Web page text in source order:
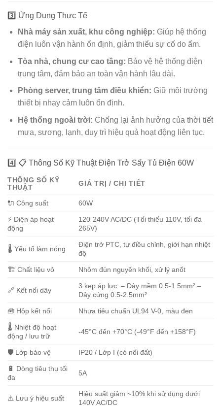
3️⃣ Ứng Dụng Thực Tế
Nhà máy sản xuất, khu công nghiệp: Giúp hệ thống
điện luôn vận hành ổn định, giảm thiểu sự cố do ẩm.
Tòa nhà, chung cư cao tầng: Bảo vệ hệ thống điện
trung tâm, đảm bảo an toàn vận hành lâu dài.
Phòng server, trung tâm điều khiển: Giữ môi trường
thiết bị nhạy cảm luôn ổn định.
Hệ thống ngoài trời: Chống lại ảnh hưởng của thời tiết
mưa, sương, lạnh, duy trì hiệu quả hoạt động liên tục.
4️⃣ 📋 Thông Số Kỹ Thuật Điện Trở Sấy Tủ Điện 60W
THÔNG SỐ KỸ
THUẬT
GIÁ TRỊ / CHI TIẾT
🔌 Công suất 60W
⚡ Điện áp hoạt
động
120-240V AC/DC (Tối thiểu 110V, tối đa
265V)
🌡️ Yếu tố làm nóng
Điện trở PTC, tự điều chỉnh, giới hạn nhiệt
độ
🏗️ Chất liệu vỏ Nhôm đùn nguyên khối, xử lý anốt
🔗 Kết nối dây
3 kẹp áp lực: – Dây mềm 0.5-1.5mm² –
Dây cứng 0.5-2.5mm²
🧰 Hộp kết nối Nhựa tiêu chuẩn UL94 V-0, màu đen
🌡️ Nhiệt độ hoạt
động / lưu trữ
-45°C đến +70°C (-49°F đến +158°F)
🛡️ Lớp bảo vệ IP20 / Lớp I (có nối đất)
🔋 Dòng tiêu thụ tối
đa
5A
⚠️ Lưu ý hiệu suất
Hiệu suất giảm ~10% khi sử dụng dưới
140V AC/DC